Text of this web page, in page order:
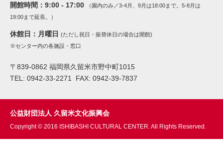
開館時間： 9:00 - 17:00
（園内のみ／3-4月、9月は18:00まで。5-8月は
19:00まで延長。）
休館日： 月曜日 (ただし祝日・振替休日の場合は開館)
※センター内の各施設・窓口
〒839-0862 福岡県久留米市野中町1015
TEL: 0942-33-2271 FAX: 0942-39-7837
公益財団法人 久留米文化振興会
Copyright © 2016 ISHIBASHI CULTURAL CENTER. All Rights Reserved.